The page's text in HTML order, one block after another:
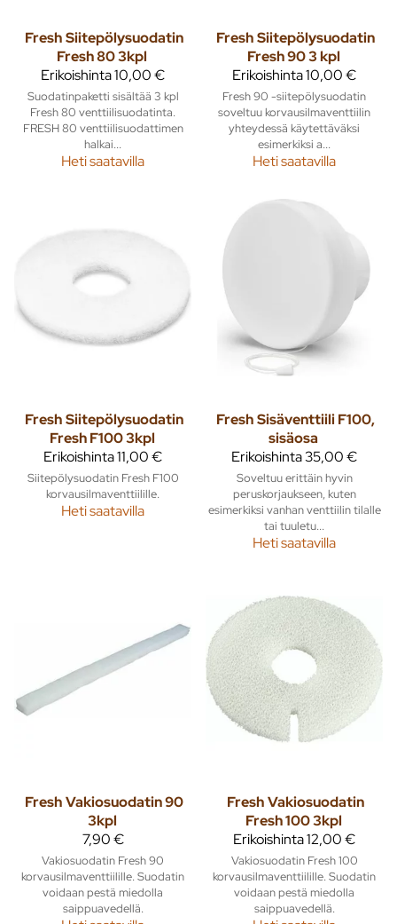
Fresh Siitepölysuodatin
Fresh 80 3kpl
Erikoishinta10,00 €
Suodatinpaketti sisältää 3 kpl
Fresh 80 venttiilisuodatinta.
FRESH 80 venttiilisuodattimen
halkai...
Heti saatavilla
Fresh Siitepölysuodatin
Fresh 90 3 kpl
Erikoishinta10,00 €
Fresh 90 -siitepölysuodatin
soveltuu korvausilmaventtiilin
yhteydessä käytettäväksi
esimerkiksi a...
Heti saatavilla
Fresh Siitepölysuodatin
Fresh F100 3kpl
Erikoishinta11,00 €
Siitepölysuodatin Fresh F100
korvausilmaventtiilille.
Heti saatavilla
Fresh Sisäventtiili F100,
sisäosa
Erikoishinta35,00 €
Soveltuu erittäin hyvin
peruskorjaukseen, kuten
esimerkiksi vanhan venttiilin tilalle
tai tuuletu...
Heti saatavilla
Fresh Vakiosuodatin 90
3kpl
7,90 €
Vakiosuodatin Fresh 90
korvausilmaventtiilille. Suodatin
voidaan pestä miedolla
saippuavedellä.
Fresh Vakiosuodatin
Fresh 100 3kpl
Erikoishinta12,00 €
Vakiosuodatin Fresh 100
korvausilmaventtiilille. Suodatin
voidaan pestä miedolla
saippuavedellä.